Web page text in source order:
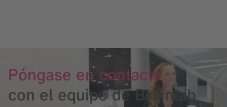
Póngase en contacto
con el equipo de Brainlab